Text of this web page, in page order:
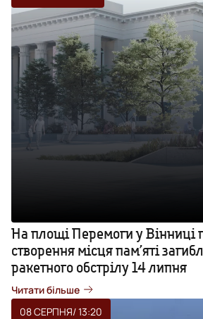
На площі Перемоги у Вінниці
створення місця пам’яті
ракетного обстрілу 14 липня
Читати більше
08 СЕРПНЯ/ 13:20